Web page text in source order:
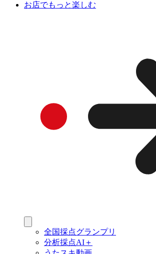
お店でもっと楽しむ
全国採点グランプリ
分析採点AI＋